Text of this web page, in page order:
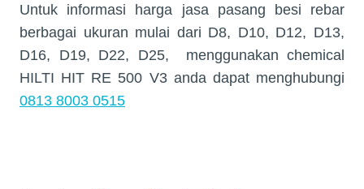
Untuk informasi harga jasa pasang besi rebar
berbagai ukuran mulai dari D8, D10, D12, D13,
D16, D19, D22, D25,
menggunakan chemical
HILTI HIT RE 500 V3 anda dapat menghubungi
0813 8003 0515